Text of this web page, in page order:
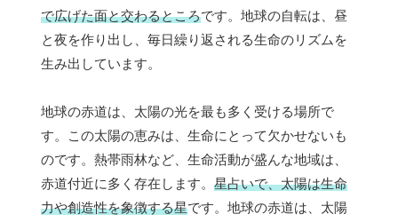
で広げた面と交わるところです。地球の自転は、昼
と夜を作り出し、毎日繰り返される生命のリズムを
生み出しています。
地球の赤道は、太陽の光を最も多く受ける場所で
す。この太陽の恵みは、生命にとって欠かせないも
のです。熱帯雨林など、生命活動が盛んな地域は、
赤道付近に多く存在します。 星占いで、太陽は生命
力や創造性を象徴する星です。地球の赤道は、太陽